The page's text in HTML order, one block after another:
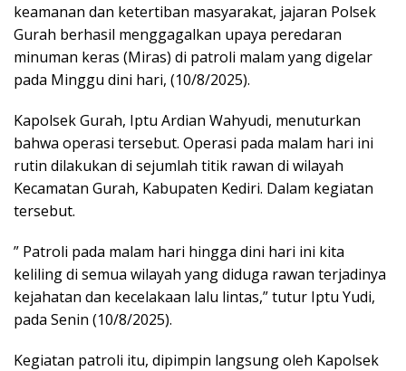
keamanan dan ketertiban masyarakat, jajaran Polsek
Gurah berhasil menggagalkan upaya peredaran
minuman keras (Miras) di patroli malam yang digelar
pada Minggu dini hari, (10/8/2025).
Kapolsek Gurah, Iptu Ardian Wahyudi, menuturkan
bahwa operasi tersebut. Operasi pada malam hari ini
rutin dilakukan di sejumlah titik rawan di wilayah
Kecamatan Gurah, Kabupaten Kediri. Dalam kegiatan
tersebut.
” Patroli pada malam hari hingga dini hari ini kita
keliling di semua wilayah yang diduga rawan terjadinya
kejahatan dan kecelakaan lalu lintas,” tutur Iptu Yudi,
pada Senin (10/8/2025).
Kegiatan patroli itu, dipimpin langsung oleh Kapolsek